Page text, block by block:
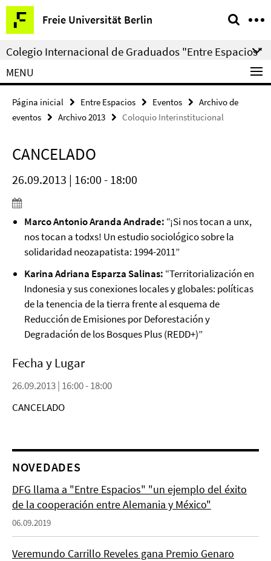
Springe
direkt
zu
Inhalt
Freie Universität Berlin
Herramientas
de
navegación
Colegio Internacional de Graduados "Entre Espacios"
MENU
Página inicial Entre Espacios Eventos
Archivo de
eventos
Archivo 2013 Coloquio Interinstitucional
CANCELADO
26.09.2013 | 16:00 - 18:00
Marco Antonio Aranda Andrade: “¡Si nos tocan a unx,
nos tocan a todxs! Un estudio sociológico sobre la
solidaridad neozapatista: 1994-2011”
Karina Adriana Esparza Salinas: “Territorialización en
Indonesia y sus conexiones locales y globales: políticas
de la tenencia de la tierra frente al esquema de
Reducción de Emisiones por Deforestación y
Degradación de los Bosques Plus (REDD+)”
Fecha y Lugar
26.09.2013 | 16:00 - 18:00
CANCELADO
NOVEDADES
DFG llama a "Entre Espacios" "un ejemplo del éxito
de la cooperación entre Alemania y México"
06.09.2019
Veremundo Carrillo Reveles gana Premio Genaro